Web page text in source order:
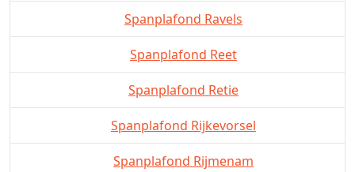
Spanplafond Ravels
Spanplafond Reet
Spanplafond Retie
Spanplafond Rijkevorsel
Spanplafond Rijmenam